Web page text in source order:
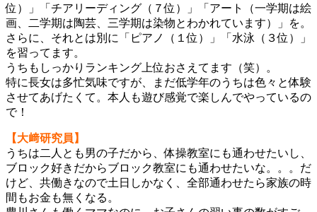
位）」「チアリーディング（７位）」「アート（一学期は絵
画、二学期は陶芸、三学期は染物とわかれています）」を。
さらに、それとは別に「ピアノ（１位）」「水泳（３位）」
を習ってます。
うちもしっかりランキング上位おさえてます（笑）。
特に長女は多忙気味ですが、まだ低学年のうちは色々と体験
させてあげたくて。本人も遊び感覚で楽しんでやっているの
で！
【大﨑研究員】
うちは二人とも男の子だから、体操教室にも通わせたいし、
ブロック好きだからブロック教室にも通わせたいな。。。だ
けど、共働きなので土日しかなく、全部通わせたら家族の時
間もお金も無くなる。